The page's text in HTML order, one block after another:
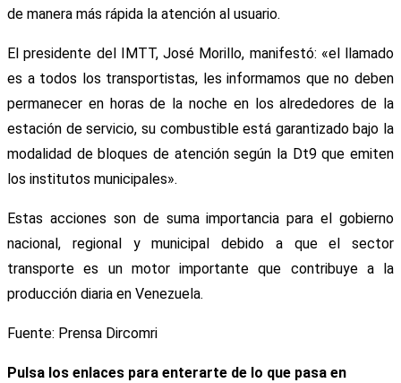
de manera más rápida la atención al usuario.
El presidente del IMTT, José Morillo, manifestó: «el llamado
es a todos los transportistas, les informamos que no deben
permanecer en horas de la noche en los alrededores de la
estación de servicio, su combustible está garantizado bajo la
modalidad de bloques de atención según la Dt9 que emiten
los institutos municipales».
Estas acciones son de suma importancia para el gobierno
nacional, regional y municipal debido a que el sector
transporte es un motor importante que contribuye a la
producción diaria en Venezuela.
Fuente: Prensa Dircomri
Pulsa los enlaces para enterarte de lo que pasa en